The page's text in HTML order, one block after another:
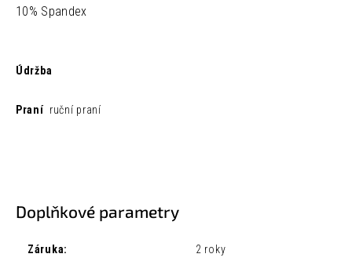
10% Spandex
Údržba
Praní ruční praní
Doplňkové parametry
Záruka: 2 roky